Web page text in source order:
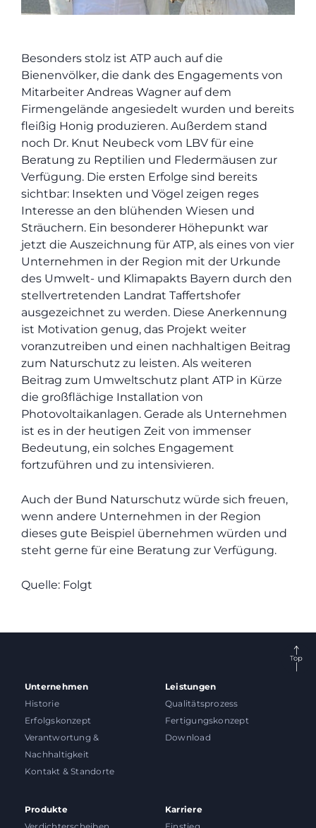
Besonders stolz ist ATP auch auf die
Bienenvölker, die dank des Engagements von
Mitarbeiter Andreas Wagner auf dem
Firmengelände angesiedelt wurden und bereits
fleißig Honig produzieren. Außerdem stand
noch Dr. Knut Neubeck vom LBV für eine
Beratung zu Reptilien und Fledermäusen zur
Verfügung. Die ersten Erfolge sind bereits
sichtbar: Insekten und Vögel zeigen reges
Interesse an den blühenden Wiesen und
Sträuchern. Ein besonderer Höhepunkt war
jetzt die Auszeichnung für ATP, als eines von vier
Unternehmen in der Region mit der Urkunde
des Umwelt- und Klimapakts Bayern durch den
stellvertretenden Landrat Taffertshofer
ausgezeichnet zu werden. Diese Anerkennung
ist Motivation genug, das Projekt weiter
voranzutreiben und einen nachhaltigen Beitrag
zum Naturschutz zu leisten. Als weiteren
Beitrag zum Umweltschutz plant ATP in Kürze
die großflächige Installation von
Photovoltaikanlagen. Gerade als Unternehmen
ist es in der heutigen Zeit von immenser
Bedeutung, ein solches Engagement
fortzuführen und zu intensivieren.
Auch der Bund Naturschutz würde sich freuen,
wenn andere Unternehmen in der Region
dieses gute Beispiel übernehmen würden und
steht gerne für eine Beratung zur Verfügung.
Quelle: Folgt
Unternehmen
Historie
Erfolgskonzept
Verantwortung &
Nachhaltigkeit
Kontakt & Standorte
Leistungen
Qualitätsprozess
Fertigungskonzept
Download
Produkte
Karriere